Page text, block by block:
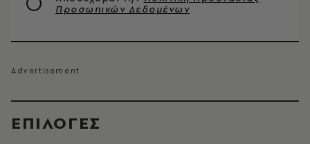
EΠΙΛΟΓΈΣ
Προσωπικών Δεδομένων